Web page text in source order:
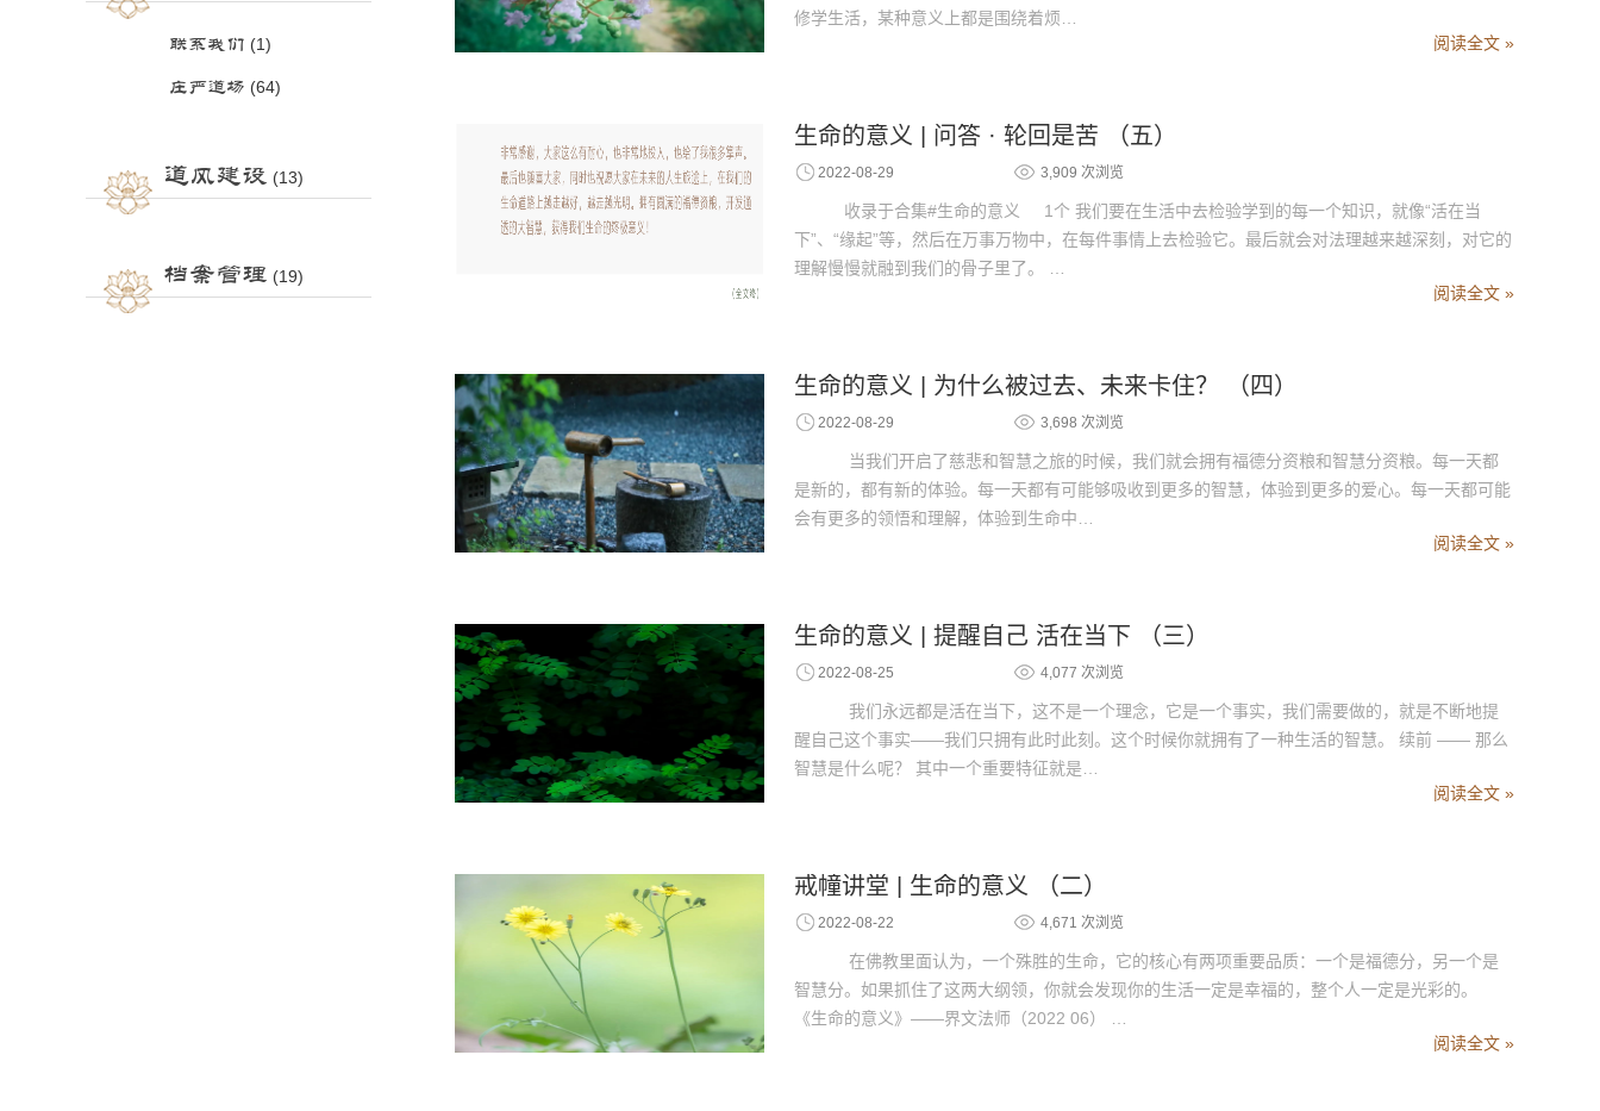
联系我们 (1)
庄严道场 (64)
道风建设 (13)
档案管理 (19)
修学生活，某种意义上都是围绕着烦…
阅读全文 »
生命的意义 | 问答 · 轮回是苦 （五）
2022-08-29 3,909 次浏览
收录于合集#生命的意义 1个 我们要在生活中去检验学到的每一个知识，就像“活在当
下”、“缘起”等，然后在万事万物中，在每件事情上去检验它。最后就会对法理越来越深刻，对它的
理解慢慢就融到我们的骨子里了。 …
阅读全文 »
生命的意义 | 为什么被过去、未来卡住？ （四）
2022-08-29 3,698 次浏览
当我们开启了慈悲和智慧之旅的时候，我们就会拥有福德分资粮和智慧分资粮。每一天都
是新的，都有新的体验。每一天都有可能够吸收到更多的智慧，体验到更多的爱心。每一天都可能
会有更多的领悟和理解，体验到生命中…
阅读全文 »
生命的意义 | 提醒自己 活在当下 （三）
2022-08-25 4,077 次浏览
我们永远都是活在当下，这不是一个理念，它是一个事实，我们需要做的，就是不断地提
醒自己这个事实——我们只拥有此时此刻。这个时候你就拥有了一种生活的智慧。 续前 —— 那么
智慧是什么呢？ 其中一个重要特征就是…
阅读全文 »
戒幢讲堂 | 生命的意义 （二）
2022-08-22 4,671 次浏览
在佛教里面认为，一个殊胜的生命，它的核心有两项重要品质：一个是福德分，另一个是
智慧分。如果抓住了这两大纲领，你就会发现你的生活一定是幸福的，整个人一定是光彩的。
《生命的意义》——界文法师（2022 06） …
阅读全文 »